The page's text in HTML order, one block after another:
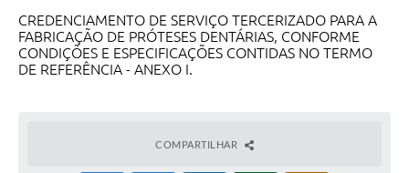
CREDENCIAMENTO DE SERVIÇO TERCERIZADO PARA A
FABRICAÇÃO DE PRÓTESES DENTÁRIAS, CONFORME
CONDIÇÕES E ESPECIFICAÇÕES CONTIDAS NO TERMO
DE REFERÊNCIA - ANEXO I.
COMPARTILHAR